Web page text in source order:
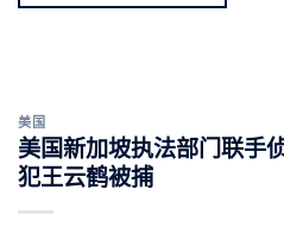
美国
美国新加坡执法部门联手
犯王云鹤被捕